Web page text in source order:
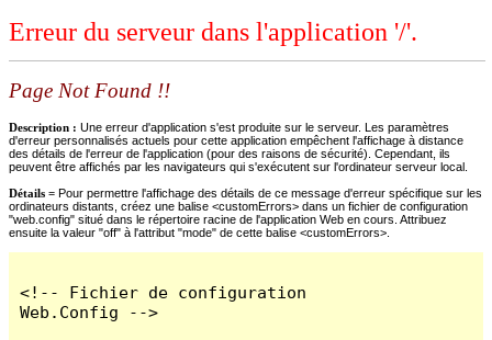
Erreur du serveur dans l'application '/'.
Page Not Found !!
Description : Une erreur d'application s'est produite sur le serveur. Les paramètres
d'erreur personnalisés actuels pour cette application empêchent l'affichage à distance
des détails de l'erreur de l'application (pour des raisons de sécurité). Cependant, ils
peuvent être affichés par les navigateurs qui s'exécutent sur l'ordinateur serveur local.
Détails = Pour permettre l'affichage des détails de ce message d'erreur spécifique sur les
ordinateurs distants, créez une balise <customErrors> dans un fichier de configuration
"web.config" situé dans le répertoire racine de l'application Web en cours. Attribuez
ensuite la valeur "off" à l'attribut "mode" de cette balise <customErrors>.
<!-- Fichier de configuration
Web.Config -->